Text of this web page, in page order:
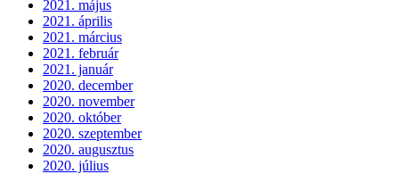
2021. május
2021. április
2021. március
2021. február
2021. január
2020. december
2020. november
2020. október
2020. szeptember
2020. augusztus
2020. július